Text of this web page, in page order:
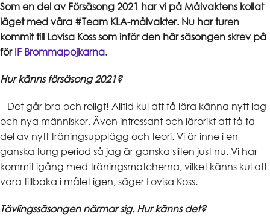
Som en del av Försäsong 2021 har vi på Målvaktens kollat
läget med våra #Team KLA-målvakter. Nu har turen
kommit till Lovisa Koss som inför den här säsongen skrev på
för IF Brommapojkarna.
Hur känns försäsong 2021?
– Det går bra och roligt! Alltid kul att få lära känna nytt lag
och nya människor. Även intressant och lärorikt att få ta
del av nytt träningsupplägg och teori. Vi är inne i en
ganska tung period så jag är ganska sliten just nu. Vi har
kommit igång med träningsmatcherna, vilket känns kul att
vara tillbaka i målet igen, säger Lovisa Koss.
Tävlingssäsongen närmar sig. Hur känns det?